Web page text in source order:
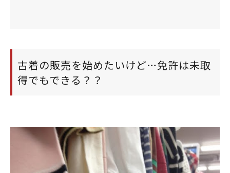
古着の販売を始めたいけど…免許は未取
得でもできる？？